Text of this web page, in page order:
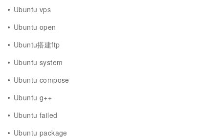
Ubuntu vps
Ubuntu open
Ubuntu搭建ftp
Ubuntu system
Ubuntu compose
Ubuntu g++
Ubuntu failed
Ubuntu package